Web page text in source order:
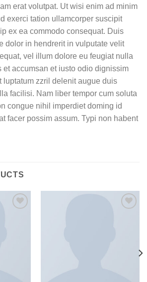
erat volutpat. Ut wisi enim ad minim
exerci tation ullamcorper suscipit
ex ea commodo consequat. Duis
dolor in hendrerit in vulputate velit
vel illum dolore eu feugiat nulla
et accumsan et iusto odio dignissim
luptatum zzril delenit augue duis
facilisi. Nam liber tempor cum soluta
congue nihil imperdiet doming id
facer possim assum. Typi non habent